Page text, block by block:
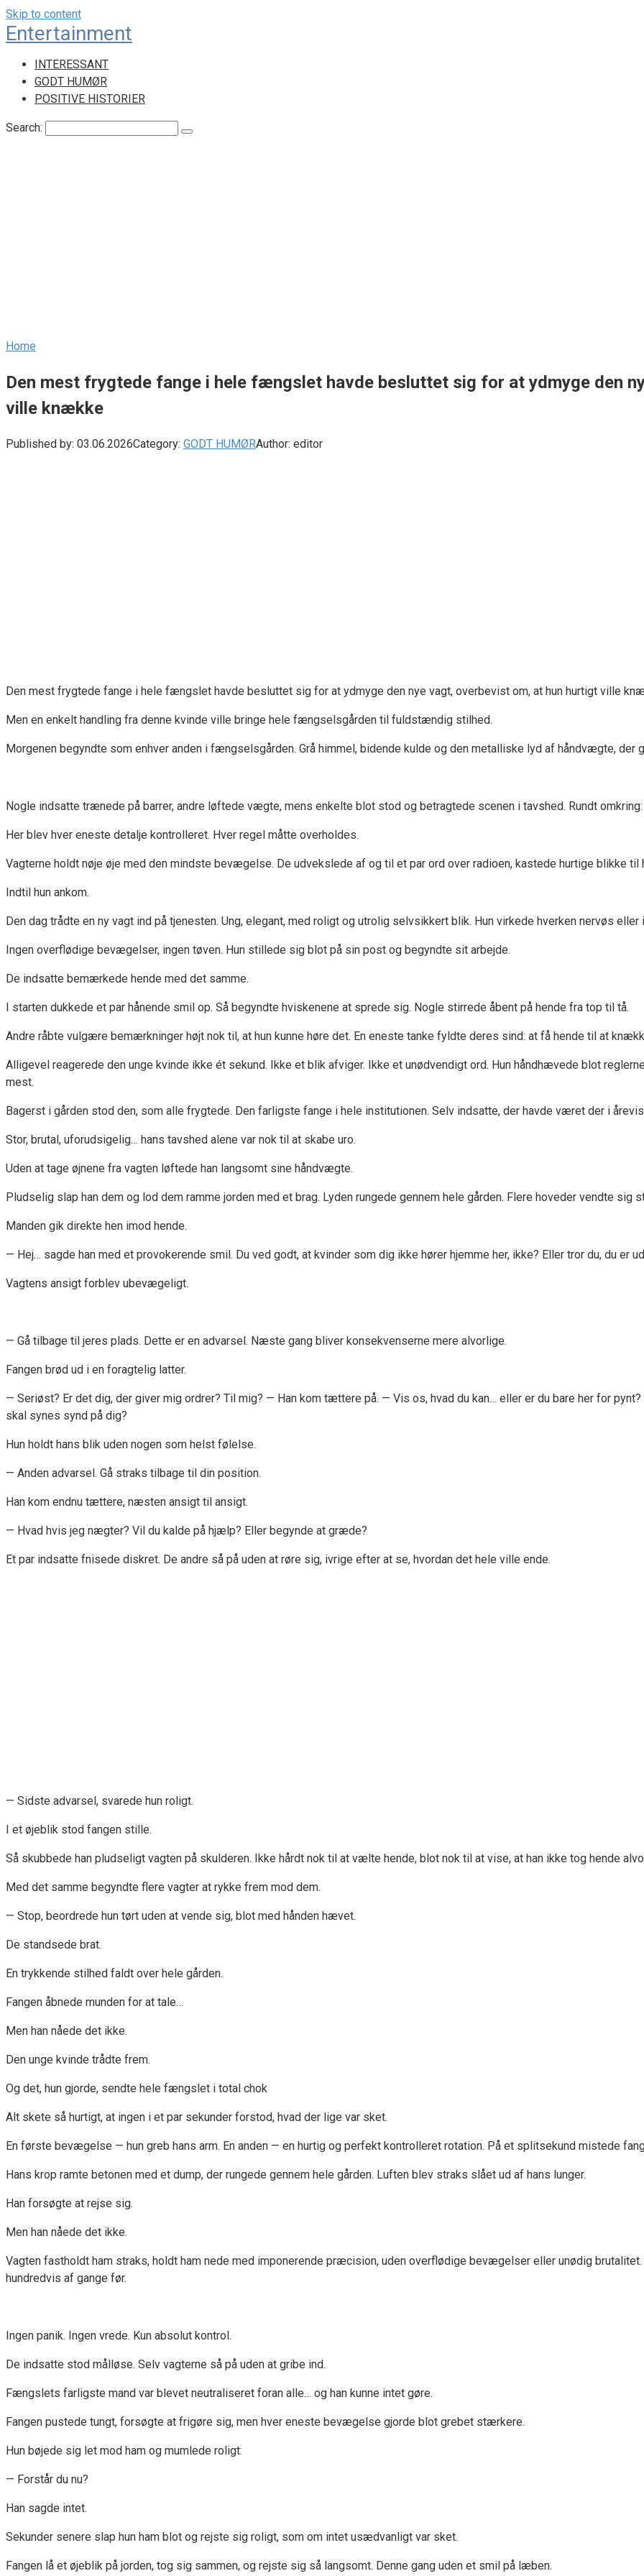
Skip to content
Entertainment
INTERESSANT
GODT HUMØR
POSITIVE HISTORIER
Search:
Home
Den mest frygtede fange i hele fængslet havde besluttet sig for at ydmyge den
ville knække
Published by: 03.06.2026Category: GODT HUMØRAuthor: editor
Den mest frygtede fange i hele fængslet havde besluttet sig for at ydmyge den nye vagt, overbevist om, at hun hurtigt ville
Men en enkelt handling fra denne kvinde ville bringe hele fængselsgården til fuldstændig stilhed.
Morgenen begyndte som enhver anden i fængselsgården. Grå himmel, bidende kulde og den metalliske lyd af håndvægte, der
Nogle indsatte trænede på barrer, andre løftede vægte, mens enkelte blot stod og betragtede scenen i tavshed. Rundt
Her blev hver eneste detalje kontrolleret. Hver regel måtte overholdes.
Vagterne holdt nøje øje med den mindste bevægelse. De udvekslede af og til et par ord over radioen, kastede hurtige blikke til
Indtil hun ankom.
Den dag trådte en ny vagt ind på tjenesten. Ung, elegant, med roligt og utrolig selvsikkert blik. Hun virkede hverken nervøs eller
Ingen overflødige bevægelser, ingen tøven. Hun stillede sig blot på sin post og begyndte sit arbejde.
De indsatte bemærkede hende med det samme.
I starten dukkede et par hånende smil op. Så begyndte hviskenene at sprede sig. Nogle stirrede åbent på hende fra top til tå.
Andre råbte vulgære bemærkninger højt nok til, at hun kunne høre det. En eneste tanke fyldte deres sind: at få hende til at
Alligevel reagerede den unge kvinde ikke ét sekund. Ikke et blik afviger. Ikke et unødvendigt ord. Hun håndhævede blot
mest.
Bagerst i gården stod den, som alle frygtede. Den farligste fange i hele institutionen. Selv indsatte, der havde været der i
Stor, brutal, uforudsigelig… hans tavshed alene var nok til at skabe uro.
Uden at tage øjnene fra vagten løftede han langsomt sine håndvægte.
Pludselig slap han dem og lod dem ramme jorden med et brag. Lyden rungede gennem hele gården. Flere hoveder vendte sig
Manden gik direkte hen imod hende.
— Hej… sagde han med et provokerende smil. Du ved godt, at kvinder som dig ikke hører hjemme her, ikke? Eller tror du, du er
Vagtens ansigt forblev ubevægeligt.
— Gå tilbage til jeres plads. Dette er en advarsel. Næste gang bliver konsekvenserne mere alvorlige.
Fangen brød ud i en foragtelig latter.
— Seriøst? Er det dig, der giver mig ordrer? Til mig? — Han kom tættere på. — Vis os, hvad du kan… eller er du bare her for
skal synes synd på dig?
Hun holdt hans blik uden nogen som helst følelse.
— Anden advarsel. Gå straks tilbage til din position.
Han kom endnu tættere, næsten ansigt til ansigt.
— Hvad hvis jeg nægter? Vil du kalde på hjælp? Eller begynde at græde?
Et par indsatte fnisede diskret. De andre så på uden at røre sig, ivrige efter at se, hvordan det hele ville ende.
— Sidste advarsel, svarede hun roligt.
I et øjeblik stod fangen stille.
Så skubbede han pludseligt vagten på skulderen. Ikke hårdt nok til at vælte hende, blot nok til at vise, at han ikke tog hende
Med det samme begyndte flere vagter at rykke frem mod dem.
— Stop, beordrede hun tørt uden at vende sig, blot med hånden hævet.
De standsede brat.
En trykkende stilhed faldt over hele gården.
Fangen åbnede munden for at tale…
Men han nåede det ikke.
Den unge kvinde trådte frem.
Og det, hun gjorde, sendte hele fængslet i total chok
Alt skete så hurtigt, at ingen i et par sekunder forstod, hvad der lige var sket.
En første bevægelse — hun greb hans arm. En anden — en hurtig og perfekt kontrolleret rotation. På et splitsekund mistede
Hans krop ramte betonen med et dump, der rungede gennem hele gården. Luften blev straks slået ud af hans lunger.
Han forsøgte at rejse sig.
Men han nåede det ikke.
Vagten fastholdt ham straks, holdt ham nede med imponerende præcision, uden overflødige bevægelser eller unødig
hundredvis af gange før.
Ingen panik. Ingen vrede. Kun absolut kontrol.
De indsatte stod målløse. Selv vagterne så på uden at gribe ind.
Fængslets farligste mand var blevet neutraliseret foran alle… og han kunne intet gøre.
Fangen pustede tungt, forsøgte at frigøre sig, men hver eneste bevægelse gjorde blot grebet stærkere.
Hun bøjede sig let mod ham og mumlede roligt:
— Forstår du nu?
Han sagde intet.
Sekunder senere slap hun ham blot og rejste sig roligt, som om intet usædvanligt var sket.
Fangen lå et øjeblik på jorden, tog sig sammen, og rejste sig så langsomt. Denne gang uden et smil på læben.